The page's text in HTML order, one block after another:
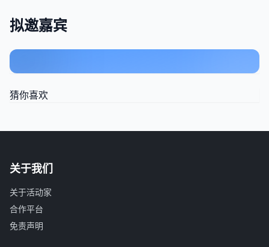
拟邀嘉宾
猜你喜欢
关于我们
关于活动家
合作平台
免责声明